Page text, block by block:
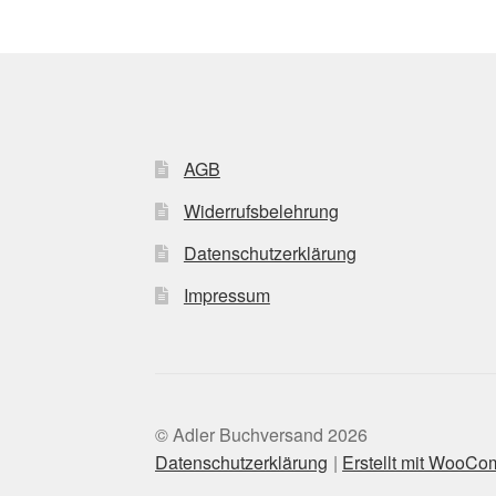
AGB
Widerrufsbelehrung
Datenschutzerklärung
Impressum
© Adler Buchversand 2026
Datenschutzerklärung
Erstellt mit